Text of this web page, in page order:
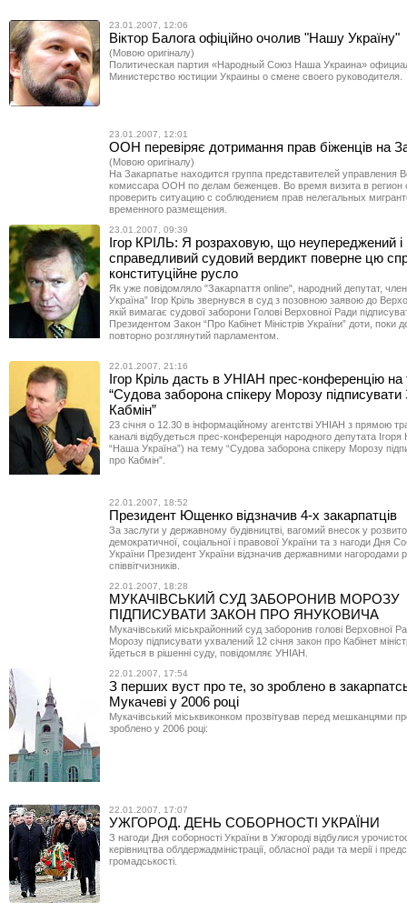
23.01.2007, 12:06
Віктор Балога офіційно очолив "Нашу Україну"
(Мовою оригіналу)
Политическая партия «Народный Союз Наша Украина»
Министерство юстиции Украины о смене своего руководителя.
23.01.2007, 12:01
ООН перевіряє дотримання прав біженців на
(Мовою оригіналу)
На Закарпатье находится группа представителей управления
комиссара ООН по делам беженцев. Во время визита в регион
проверить ситуацию с соблюдением прав нелегальных
временного размещения.
23.01.2007, 09:39
Ігор КРІЛЬ: Я розраховую, що неупереджений і
справедливий судовий вердикт поверне цю
конституційне русло
Як уже повідомляло "Закарпаття online", народний депутат,
Україна” Ігор Кріль звернувся в суд з позовною заявою до
якій вимагає судової заборони Голові Верховної Ради
Президентом Закон “Про Кабінет Міністрів України” доти, поки
повторно розглянутий парламентом.
22.01.2007, 21:16
Ігор Кріль дасть в УНІАН прес-конференцію на
“Судова заборона спікеру Морозу підписувати
Кабмін”
23 січня о 12.30 в інформаційному агентстві УНІАН з прямою
каналі відбудеться прес-конференція народного депутата Ігоря
“Наша Україна”) на тему “Судова заборона спікеру Морозу
про Кабмін”.
22.01.2007, 18:52
Президент Ющенко відзначив 4-х закарпатців
За заслуги у державному будівництві, вагомий внесок у
демократичної, соціальної і правової України та з нагоди Дня
України Президент України відзначив державними нагородами
співвітчизників.
22.01.2007, 18:28
МУКАЧІВСЬКИЙ СУД ЗАБОРОНИВ МОРОЗУ
ПІДПИСУВАТИ ЗАКОН ПРО ЯНУКОВИЧА
Мукачівський міськрайонний суд заборонив голові Верховної
Морозу підписувати ухвалений 12 січня закон про Кабінет
йдеться в рішенні суду, повідомляє УНІАН.
22.01.2007, 17:54
З перших вуст про те, зо зроблено в
Мукачеві у 2006 році
Мукачівський міськвиконком прозвітував перед мешканцями
зроблено у 2006 році:
22.01.2007, 17:07
УЖГОРОД. ДЕНЬ СОБОРНОСТІ УКРАЇНИ
З нагоди Дня соборності України в Ужгороді відбулися
керівництва облдержадміністрації, обласної ради та мерії і
громадськості.